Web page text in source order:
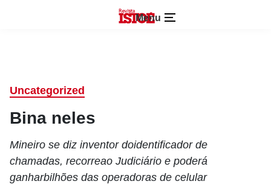
Menu
Uncategorized
Bina neles
Mineiro se diz inventor doidentificador de
chamadas, recorreao Judiciário e poderá
ganharbilhões das operadoras de celular